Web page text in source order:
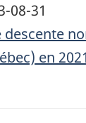
08-31
descente
en 2021